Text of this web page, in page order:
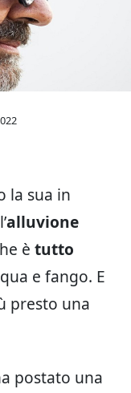
la sua in
alluvione
è tutto
e fango. E
presto una
postato una